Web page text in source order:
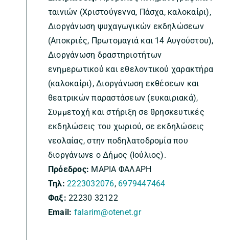
ταινιών (Χριστούγεννα, Πάσχα, καλοκαίρι),
Διοργάνωση ψυχαγωγικών εκδηλώσεων
(Αποκριές, Πρωτομαγιά και 14 Αυγούστου),
Διοργάνωση δραστηριοτήτων
ενημερωτικού και εθελοντικού χαρακτήρα
(καλοκαίρι), Διοργάνωση εκθέσεων και
θεατρικών παραστάσεων (ευκαιριακά),
Συμμετοχή και στήριξη σε θρησκευτικές
εκδηλώσεις του χωριού, σε εκδηλώσεις
νεολαίας, στην ποδηλατοδρομία που
διοργάνωνε ο Δήμος (Ιούλιος).
Πρόεδρος: ΜΑΡΙΑ ΦΑΛΑΡΗ
Τηλ: 2223032076, 6979447464
Φαξ: 22230 32122
Email: falarim@otenet.gr